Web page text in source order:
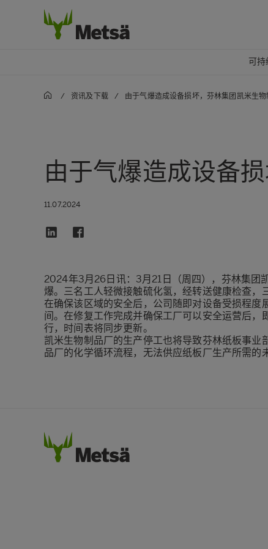
可持
/ 资讯及下载 / 由于气爆造成设备损坏，芬林集团凯米生物
由于气爆造成设备
11.07.2024
2024年3月26日讯：3月21日（周四），芬林集团
爆。三名工人轻微接触硫化氢，经转送健康检查，
在确保该区域的安全后，公司随即对设备受损程
间。在修复工作完成并确保工厂可以安全运营后
行，时间表将同步更新。
凯米生物制品厂的生产停工也将导致芬林纸板事
品厂的化学循环流程，无法供应纸板厂生产所需的